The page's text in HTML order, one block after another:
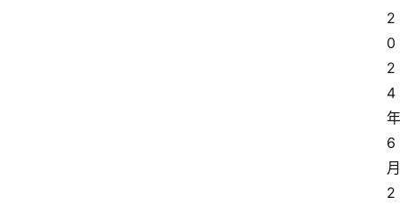
2
0
2
4
年
6
月
2